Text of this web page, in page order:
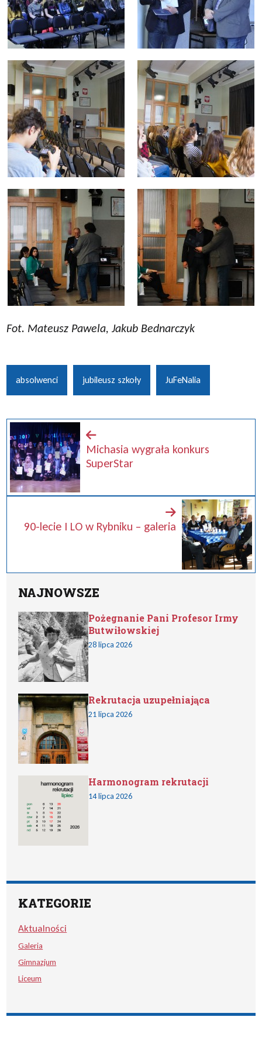
Fot. Mateusz Pawela, Jakub Bednarczyk
absolwenci jubileusz szkoły JuFeNalia
Michasia wygrała konkurs
SuperStar
90-lecie I LO w Rybniku – galeria
NAJNOWSZE
Pożegnanie Pani Profesor Irmy
Butwiłowskiej
28 lipca 2026
Rekrutacja uzupełniająca
21 lipca 2026
Harmonogram rekrutacji
14 lipca 2026
KATEGORIE
Aktualności
Galeria
Gimnazjum
Liceum